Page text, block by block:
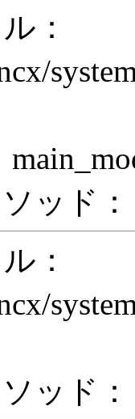
：
ッド：
：
ッド：